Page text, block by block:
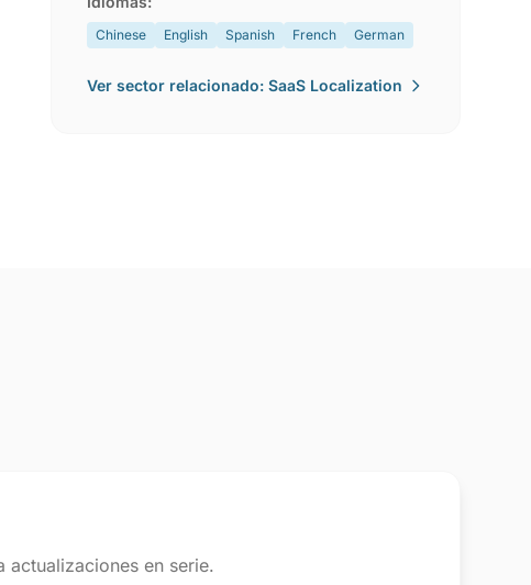
Chinese English Spanish French German
Ver sector relacionado: SaaS Localization
actualizaciones en serie.